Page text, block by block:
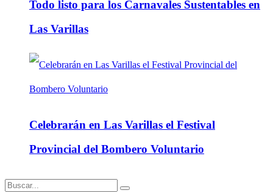
Todo listo para los Carnavales Sustentables en
Las Varillas
Celebrarán en Las Varillas el Festival
Provincial del Bombero Voluntario